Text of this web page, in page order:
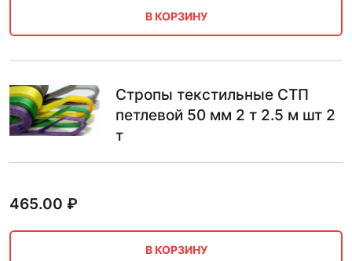
В КОРЗИНУ
Стропы текстильные СТП
петлевой 50 мм 2 т 2.5 м шт 2
т
465.00 ₽
В КОРЗИНУ